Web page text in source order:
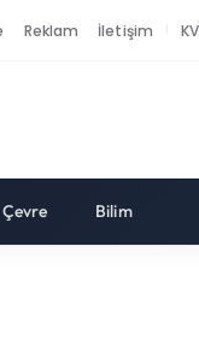
Reklam İletişim
Çevre Bilim